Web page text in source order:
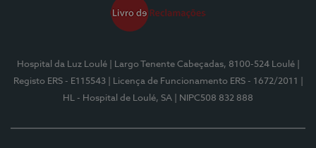
Hospital da Luz Loulé | Largo Tenente Cabeçadas, 8100-524 Loulé
Registo ERS - E115543
| Licença de Funcionamento ERS - 1672/2011
HL - Hospital de Loulé, SA
| NIPC508 832 888